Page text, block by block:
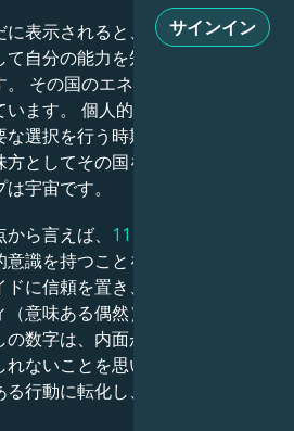
射手座
English
サインイン
表示されると、「目覚め」と直
自分の能力を知らせるために独
その国のエネルギーは今こそ
ます。 個人的および霊的成長
選択を行う時期に
としてその国を歩んでいるた
宇宙です。
ら言えば、 111 は私
識を持つことを示しています。
に信頼を置き、答えを思考、感
意味ある偶然）を通して受け取
数字は、内面が外観や結果に影
ないことを思い出させ、前向き
行動に転化し、行動として現れ